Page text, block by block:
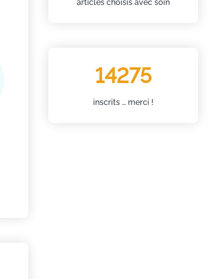
articles choisis avec soin
14275
inscrits … merci !